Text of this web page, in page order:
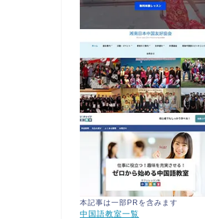
本記事は一部PRを含みます
中国語教室一覧